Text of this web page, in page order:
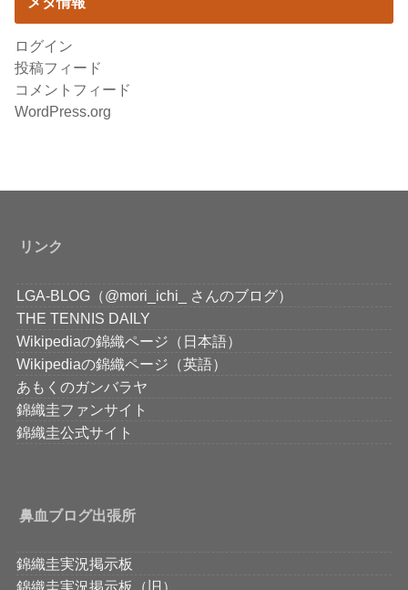
ログイン
投稿フィード
コメントフィード
WordPress.org
リンク
LGA-BLOG（@mori_ichi_ さんのブログ）
THE TENNIS DAILY
Wikipediaの錦織ページ（日本語）
Wikipediaの錦織ページ（英語）
あもくのガンバラヤ
錦織圭ファンサイト
錦織圭公式サイト
鼻血ブログ出張所
錦織圭実況掲示板